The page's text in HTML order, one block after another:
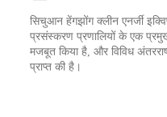
सिचुआन हेंगझोंग क्लीन एनर्जी
प्रसंस्करण प्रणालियों के एक प्रमुख
मजबूत किया है, और विविध
प्राप्त की है।